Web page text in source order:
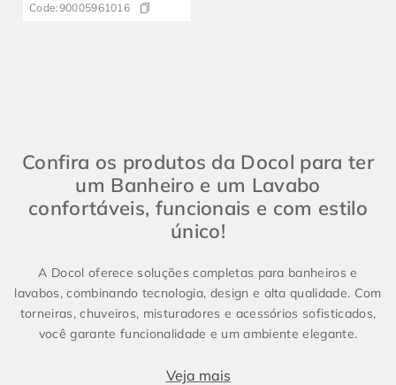
Code:90005961016
Confira os produtos da Docol para ter
um Banheiro e um Lavabo
confortáveis, funcionais e com estilo
único!
A Docol oferece soluções completas para banheiros e
lavabos, combinando tecnologia, design e alta qualidade. Com
torneiras, chuveiros, misturadores e acessórios sofisticados,
você garante funcionalidade e um ambiente elegante.
Produtos essenciais para Banheiro e Lavabo
Veja mais